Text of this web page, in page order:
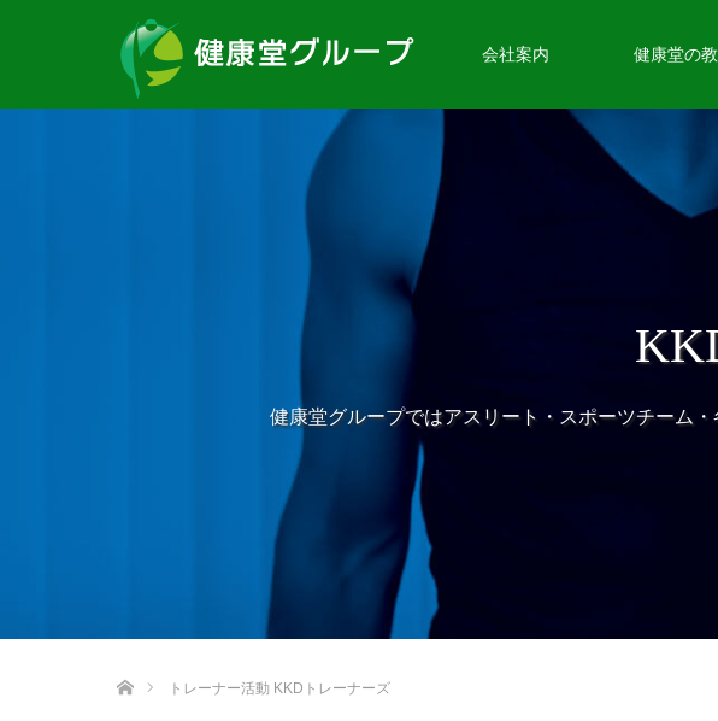
会社案内 健康堂の
健康堂グループではアスリート・スポーツチーム
トレーナー活動 KKDトレーナーズ